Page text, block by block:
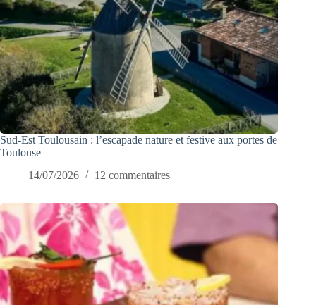
Sud-Est Toulousain : l’escapade nature et festive aux portes de
Toulouse
14/07/2026
12 commentaires